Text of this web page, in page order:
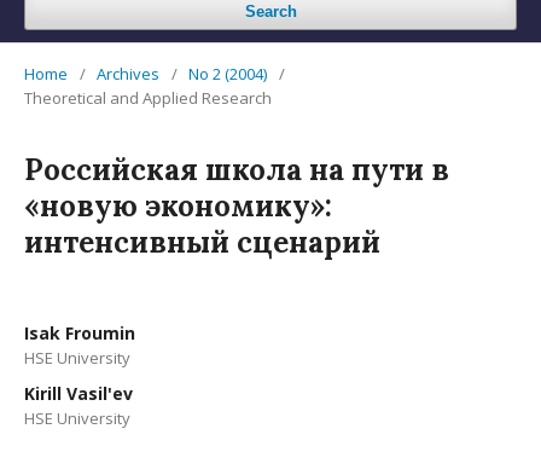
Search
Home / Archives / No 2 (2004) /
Theoretical and Applied Research
Российская школа на пути в
«новую экономику»:
интенсивный сценарий
Isak Froumin
HSE University
Kirill Vasil'ev
HSE University